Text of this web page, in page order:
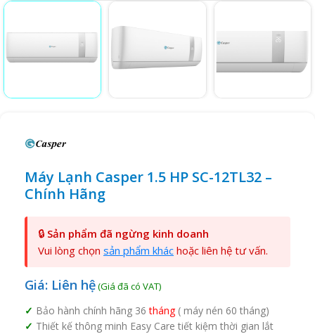
Máy Lạnh Casper 1.5 HP SC-12TL32 –
Chính Hãng
🔒 Sản phẩm đã ngừng kinh doanh
Vui lòng chọn sản phẩm khác hoặc liên hệ tư vấn.
Giá: Liên hệ
Bảo hành chính hãng 36 tháng( máy nén 60 tháng)
Thiết kế thông minh Easy Care tiết kiệm thời gian lắt